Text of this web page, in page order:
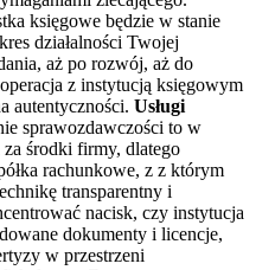
księgowe będzie w stanie
działalności Twojej
aż po rozwój, aż do
z instytucją księgowym
autentyczności. Usługi
sprawozdawczości to w
środki firmy, dlatego
rachunkowe, z z którym
transparentny i
nacisk, czy instytucja
dokumenty i licencje,
w przestrzeni